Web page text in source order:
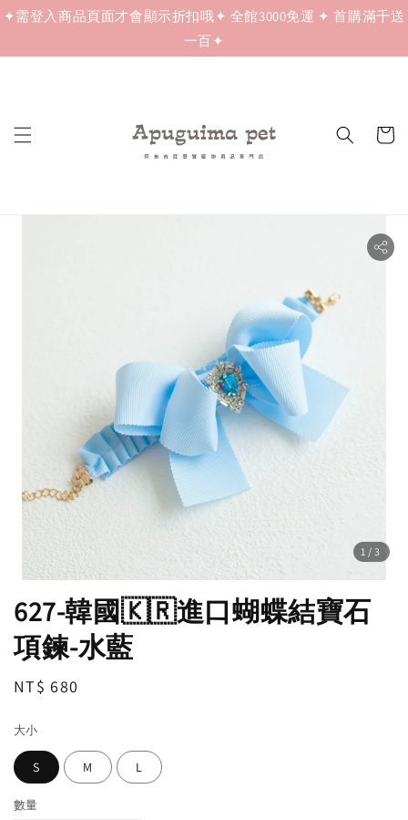
✦需登入商品頁面才會顯示折扣哦✦ 全館3000免運 ✦ 首購滿千送
一百✦
1 /3
627-韓國🇰🇷進口蝴蝶結寶石
項鍊-水藍
Regular
NT$ 680
大小
S M L
數量